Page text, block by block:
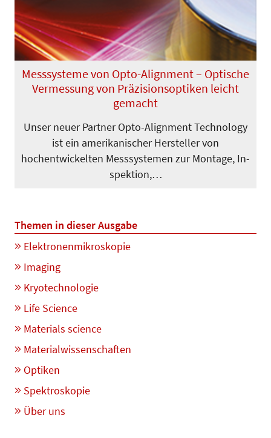
Messsysteme von Opto-Alignment – Optische
Vermessung von Präzisionsoptiken leicht
gemacht
Unser neuer Partner Opto-Alignment Technology
ist ein amerikanischer Her­­­steller von
hochentwickelten Mess­­sys­­­temen zur Montage, In­
spek­tion,…
Themen in dieser Ausgabe
Elektronenmikroskopie
Imaging
Kryotechnologie
Life Science
Materials science
Materialwissenschaften
Optiken
Spektroskopie
Über uns